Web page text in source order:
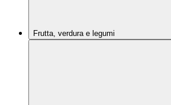
Frutta, verdura e legumi